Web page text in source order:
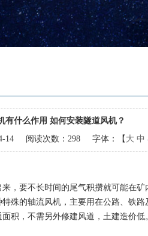
有什么作用 如何安装隧道风机？
14 阅读次数： 298 字体：【 大 中
要不长时间的尾气积攒就可能在矿
殊的轴流风机，主要用在公路、铁路
积，不需另外修建风道，土建造价